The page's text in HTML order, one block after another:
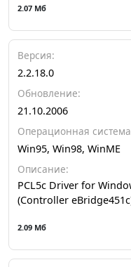
2.07 Мб
Версия:
2.2.18.0
Обновление:
21.10.2006
Операционная
Win95, Win98, WinME
Описание:
PCL5c Driver for
(Controller
2.09 Мб